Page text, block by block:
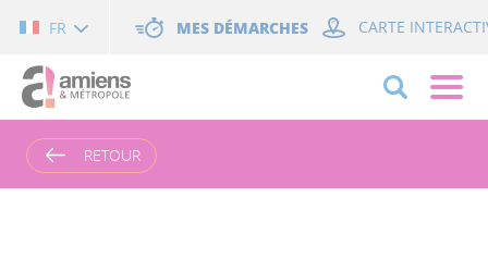
FR MES DÉMARCHES CARTE
RETOUR